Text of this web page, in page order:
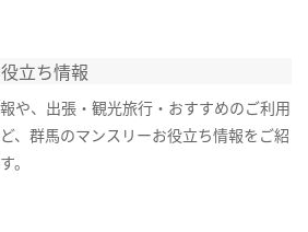
立ち情報
や、出張・観光旅行・おすすめのご利用
、群馬のマンスリーお役立ち情報をご紹
。